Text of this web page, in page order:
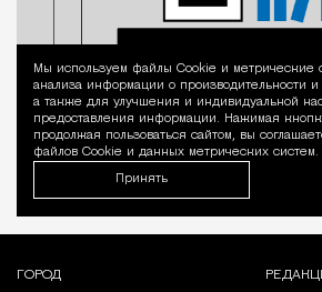
Мы используем файлы Сookie и метрические
анализа информации о производительности и
а также для улучшения и индивидуальной
предоставления информации. Нажимая
продолжая пользоваться сайтом, вы
файлов Cookie и данных метрических систем.
Принять
ГОРОД